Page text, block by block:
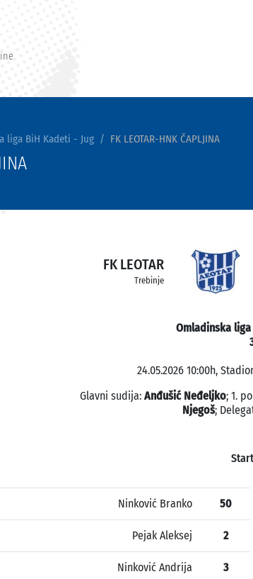
liga BiH Kadeti - Jug FK LEOTAR-HNK ČAPLJINA
FK LEOTAR
Trebinje
Omladinska
24.05.2026 10:00h,
Glavni sudija: Anđušić Neđeljko; 1.
Njegoš;
Ninković Branko 50
Pejak Aleksej 2
Ninković Andrija 3